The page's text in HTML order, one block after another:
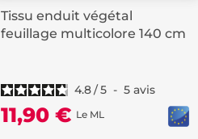
Tissu enduit végétal
feuillage multicolore 140 cm
4.8/5 - 5 avis
11,90 € Le ML